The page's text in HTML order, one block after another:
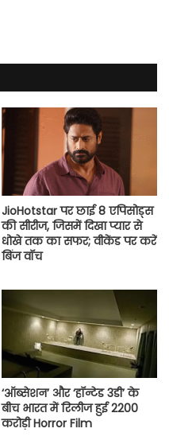
JioHotstar पर छाई 8 एपिसोड्स
की सीरीज, जिसमें दिखा प्यार से
धोखे तक का सफर; वीकेंड पर करें
बिंज वॉच
‘ऑब्सेशन’ और ‘हॉन्टेड 3डी’ के
बीच भारत में रिलीज हुई 2200
करोड़ी Horror Film